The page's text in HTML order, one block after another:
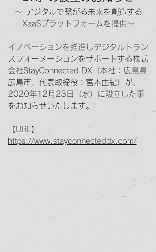
～ デジタルで繋がる未来を創造する
XaaSプラットフォームを提供～
イノベーションを推進しデジタルトラン
スフォーメーションをサポートする株式
会社StayConnected DX（本社：広島県
広島市、代表取締役：宮本由紀）が、
2020年12月23日（水）に設立した事
をお知らせいたします。
【URL】
https://www.stayconnecteddx.com/